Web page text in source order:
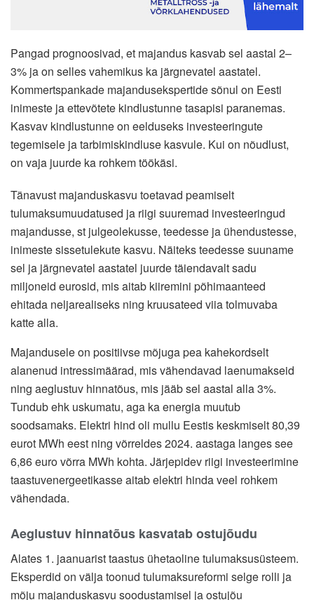
Pangad prognoosivad, et majandus kasvab sel aastal 2–
3% ja on selles vahemikus ka järgnevatel aastatel.
Kommertspankade majandusekspertide sõnul on Eesti
inimeste ja ettevõtete kindlustunne tasapisi paranemas.
Kasvav kindlustunne on eelduseks investeeringute
tegemisele ja tarbimiskindluse kasvule. Kui on nõudlust,
on vaja juurde ka rohkem töökäsi.
Tänavust majanduskasvu toetavad peamiselt
tulumaksumuudatused ja riigi suuremad investeeringud
majandusse, st julgeolekusse, teedesse ja ühendustesse,
inimeste sissetulekute kasvu. Näiteks teedesse suuname
sel ja järgnevatel aastatel juurde täiendavalt sadu
miljoneid eurosid, mis aitab kiiremini põhimaanteed
ehitada neljarealiseks ning kruusateed viia tolmuvaba
katte alla.
Majandusele on positiivse mõjuga pea kahekordselt
alanenud intressimäärad, mis vähendavad laenumakseid
ning aeglustuv hinnatõus, mis jääb sel aastal alla 3%.
Tundub ehk uskumatu, aga ka energia muutub
soodsamaks. Elektri hind oli mullu Eestis keskmiselt 80,39
eurot MWh eest ning võrreldes 2024. aastaga langes see
6,86 euro võrra MWh kohta. Järjepidev riigi investeerimine
taastuvenergeetikasse aitab elektri hinda veel rohkem
vähendada.
Aeglustuv hinnatõus kasvatab ostujõudu
Alates 1. jaanuarist taastus ühetaoline tulumaksusüsteem.
Eksperdid on välja toonud tulumaksureformi selge rolli ja
mõju majanduskasvu soodustamisel ja ostujõu